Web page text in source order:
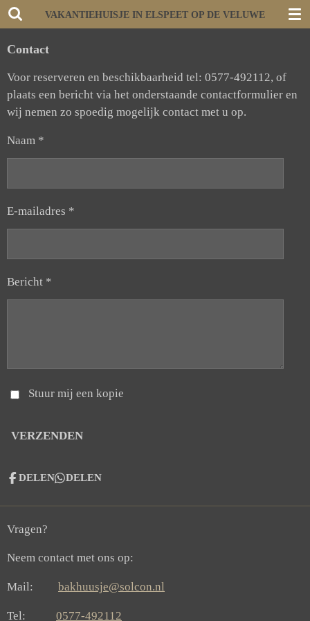
Ga
direct
naar
hoofdinhoud
VAKANTIEHUISJE IN ELSPEET OP DE VELUWE
Contact
Voor reserveren en beschikbaarheid tel: 0577-492112, of
plaats een bericht via het onderstaande contactformulier en
wij nemen zo spoedig mogelijk contact met u op.
Naam *
E-mailadres *
Bericht *
Stuur mij een kopie
VERZENDEN
DELEN DELEN
Vragen?
Neem contact met ons op:
Mail: bakhuusje@solcon.nl
Tel: 0577-492112